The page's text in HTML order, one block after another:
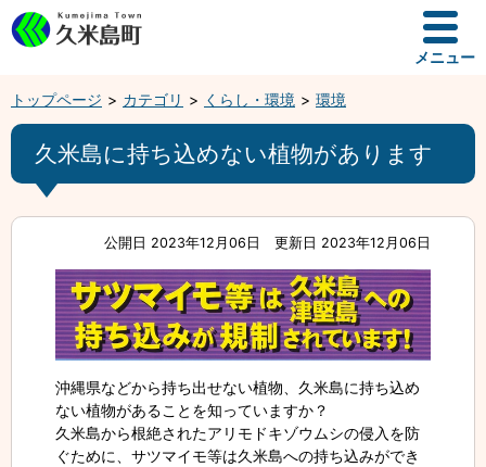
メニュー
トップページ カテゴリ くらし・環境 環境
久米島に持ち込めない植物があります
公開日 2023年12月06日 更新日 2023年12月06日
沖縄県などから持ち出せない植物、久米島に持ち込め
ない植物があることを知っていますか？
久米島から根絶されたアリモドキゾウムシの侵入を防
ぐために、サツマイモ等は久米島への持ち込みができ